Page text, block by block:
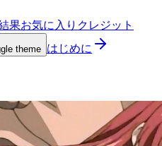
果お気に入り クレジット
theme はじめに